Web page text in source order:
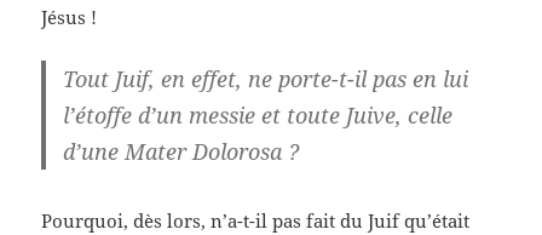
Jésus !
Tout Juif, en effet, ne porte-t-il pas en lui
l’étoffe d’un messie et toute Juive, celle
d’une Mater Dolorosa ?
Pourquoi, dès lors, n’a-t-il pas fait du Juif qu’était